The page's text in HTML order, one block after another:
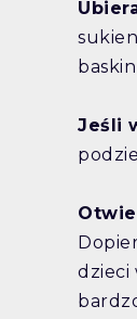
Jeśli
dzieci